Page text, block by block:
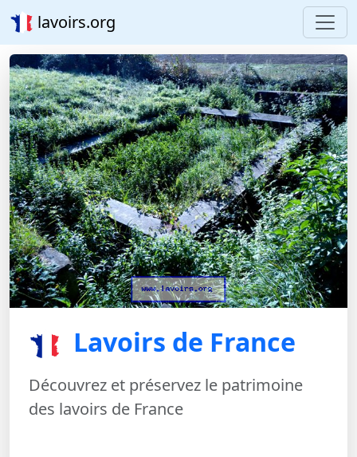
lavoirs.org
Lavoirs de France
Découvrez et préservez le patrimoine
des lavoirs de France